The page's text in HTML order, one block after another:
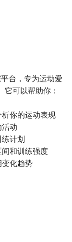
台，专为运动爱
可以帮助你：
你的运动表现
动
计划
和训练强度
化趋势